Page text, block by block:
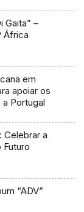
Gaita” –
África
em
apoiar os
Portugal
Celebrar a
Futuro
“ADV”